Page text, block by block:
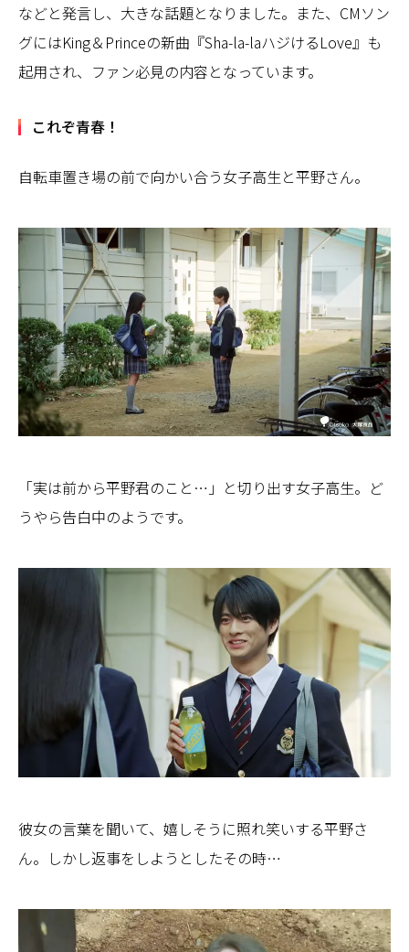
などと発言し、大きな話題となりました。また、CMソン
グにはKing＆Princeの新曲『Sha-la-laハジけるLove』も
起用され、ファン必見の内容となっています。
これぞ青春！
自転車置き場の前で向かい合う女子高生と平野さん。
「実は前から平野君のこと…」と切り出す女子高生。ど
うやら告白中のようです。
彼女の言葉を聞いて、嬉しそうに照れ笑いする平野さ
ん。しかし返事をしようとしたその時…